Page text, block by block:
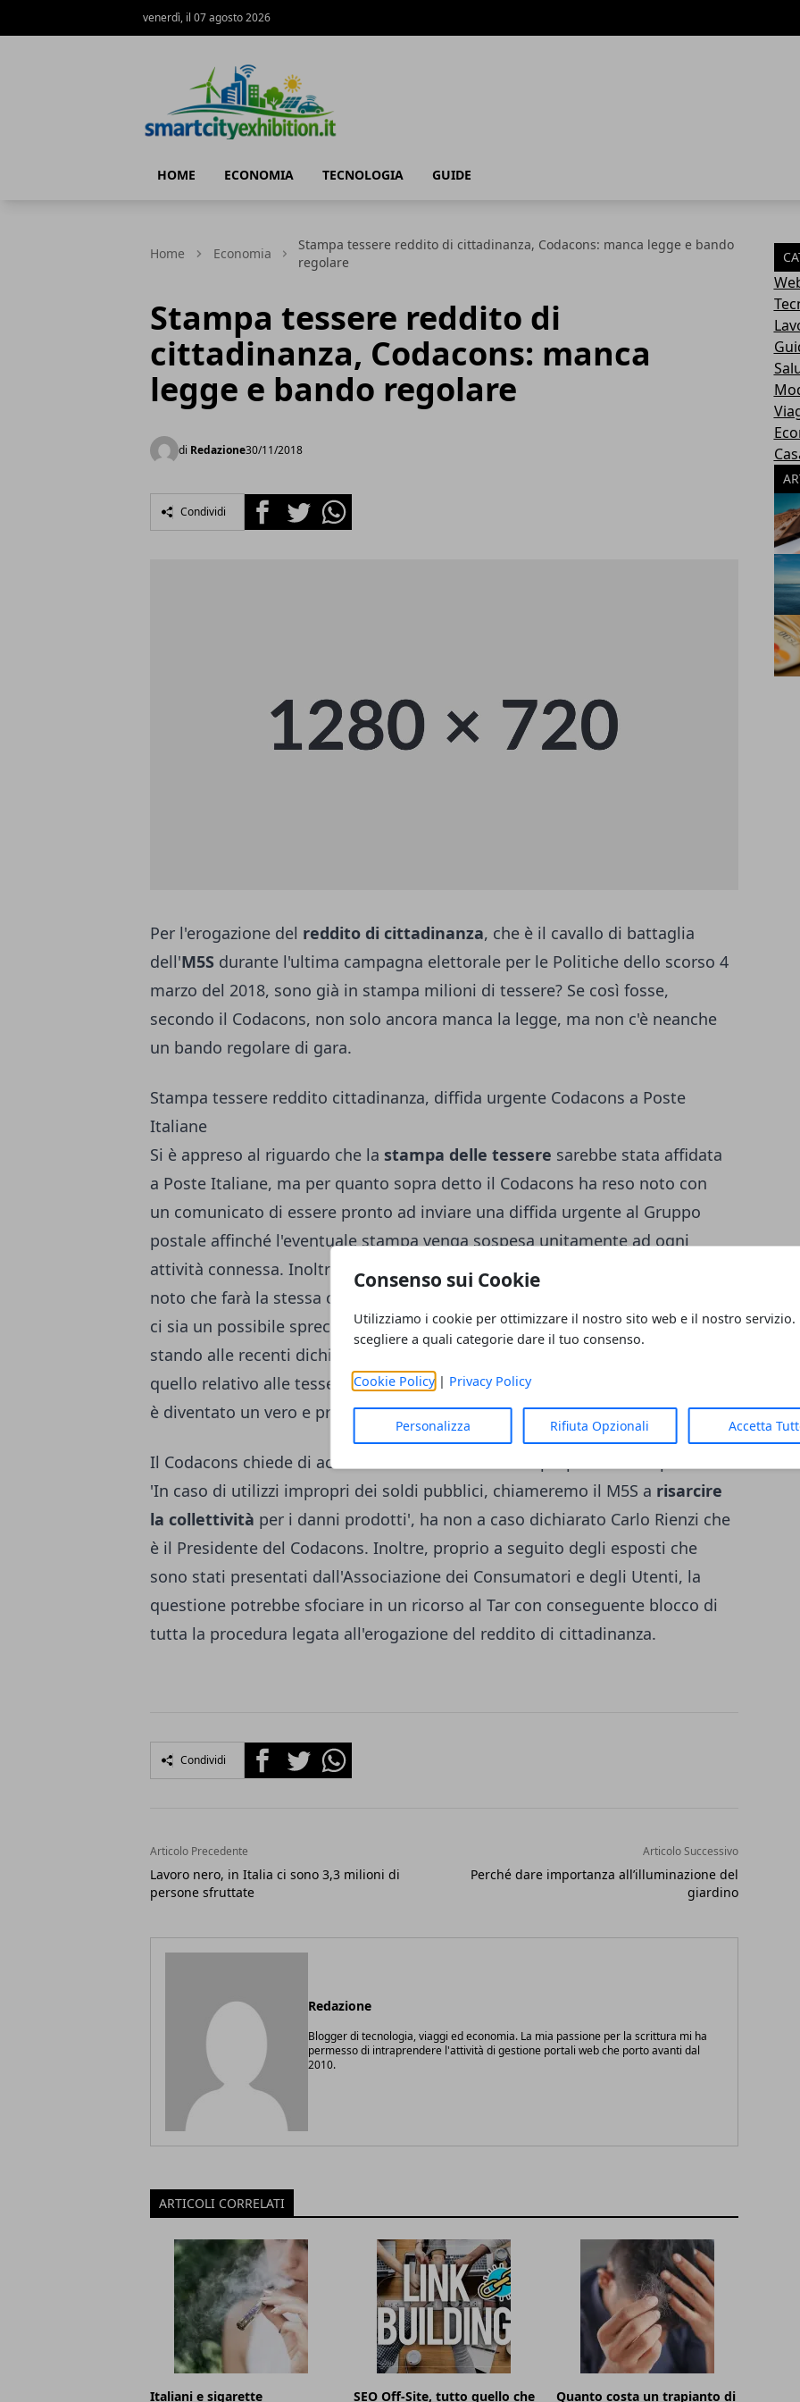
Consenso sui Cookie
Utilizziamo i cookie per ottimizzare il nostro sito web e il nostro servizio.
scegliere a quali categorie dare il tuo consenso.
Cookie Policy| Privacy Policy
Personalizza Rifiuta Opzionali Accetta
venerdì, il 07 agosto 2026
HOME ECONOMIA TECNOLOGIA GUIDE
Home Economia
Stampa tessere reddito di cittadinanza, Codacons: manca legge e bando
regolare
Stampa tessere reddito di
cittadinanza, Codacons: manca
legge e bando regolare
di Redazione30/11/2018
Condividi FacebookTwitterWhatsapp
Per l'erogazione del reddito di cittadinanza, che è il cavallo di battaglia
dell'M5S durante l'ultima campagna elettorale per le Politiche dello scorso 4
marzo del 2018, sono già in stampa milioni di tessere? Se così fosse,
secondo il Codacons, non solo ancora manca la legge, ma non c'è neanche
un bando regolare di gara.
Stampa tessere reddito cittadinanza, diffida urgente Codacons a Poste
Italiane
Si è appreso al riguardo che la stampa delle tessere sarebbe stata affidata
a Poste Italiane, ma per quanto sopra detto il Codacons ha reso noto con
un comunicato di essere pronto ad inviare una diffida urgente al Gruppo
postale affinché l'eventuale stampa venga sospesa unitamente ad ogni
attività connessa. Inoltre, dopo essersi rivolto all'Anac, il Codacons ha reso
noto che farà la stessa cosa anche con la Corte dei Conti al fine di rilevare se
ci sia un possibile spreco disoldi pubblici. Secondo l'Associazione, infatti,
stando alle recenti dichiarazioni da parte di alcuni esponenti dell'M5S,
quello relativo alle tessere per il reddito di cittadinanza, ed alla loro stampa,
è diventato un vero e proprio giallo.
Il Codacons chiede di accertare eventuali 'utilizzi impropri dei soldi pubblici'
'In caso di utilizzi impropri dei soldi pubblici, chiameremo il M5S a risarcire
la collettività per i danni prodotti', ha non a caso dichiarato Carlo Rienzi che
è il Presidente del Codacons. Inoltre, proprio a seguito degli esposti che
sono stati presentati dall'Associazione dei Consumatori e degli Utenti, la
questione potrebbe sfociare in un ricorso al Tar con conseguente blocco di
tutta la procedura legata all'erogazione del reddito di cittadinanza.
Condividi FacebookTwitterWhatsapp
Articolo Precedente
Lavoro nero, in Italia ci sono 3,3 milioni di
persone sfruttate
Articolo Successivo
Perché dare importanza all’illuminazione del
giardino
Redazione
Blogger di tecnologia, viaggi ed economia. La mia passione per la scrittura mi ha
permesso di intraprendere l'attività di gestione portali web che porto avanti dal
2010.
ARTICOLI CORRELATI
Italiani e sigarette SEO Off-Site, tutto quello che Quanto costa un trapianto di